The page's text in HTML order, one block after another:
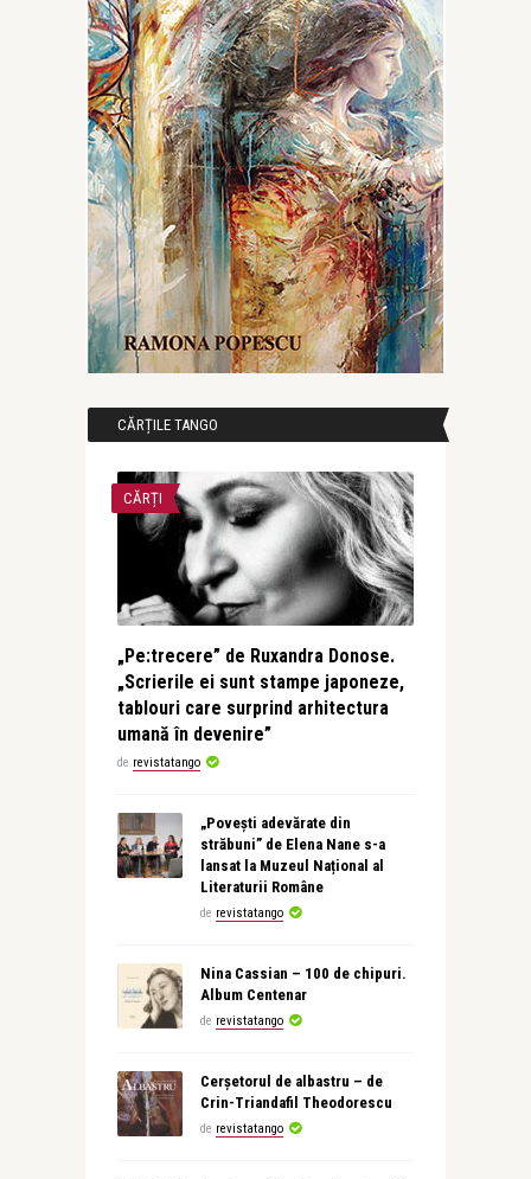
CĂRȚILE TANGO
CĂRȚI
„Pe:trecere” de Ruxandra Donose.
„Scrierile ei sunt stampe japoneze,
tablouri care surprind arhitectura
umană în devenire”
de revistatango
„Povești adevărate din
străbuni” de Elena Nane s-a
lansat la Muzeul Național al
Literaturii Române
de revistatango
Nina Cassian – 100 de chipuri.
Album Centenar
de revistatango
Cerșetorul de albastru – de
Crin-Triandafil Theodorescu
de revistatango